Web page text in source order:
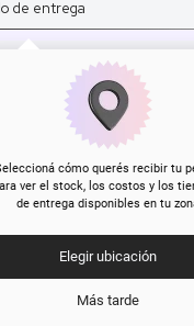
de entrega
cómo querés recibir tu
ver el stock, los costos y los
de entrega disponibles en tu
Elegir ubicación
Más tarde